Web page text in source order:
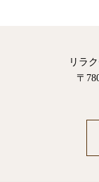
リラ
〒